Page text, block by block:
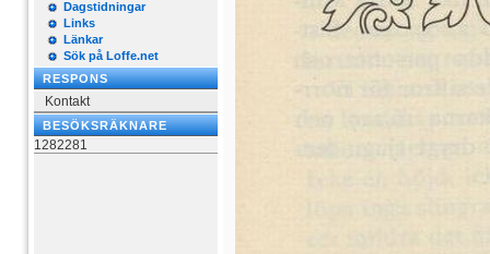
Dagstidningar
Links
Länkar
Sök på Loffe.net
RESPONS
Kontakt
BESÖKSRÄKNARE
1282281